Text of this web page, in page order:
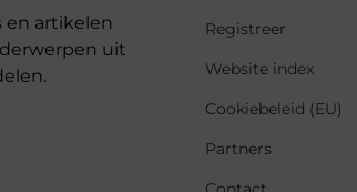
en artikelen
uit
Registreer
Website index
Cookiebeleid (EU)
Partners